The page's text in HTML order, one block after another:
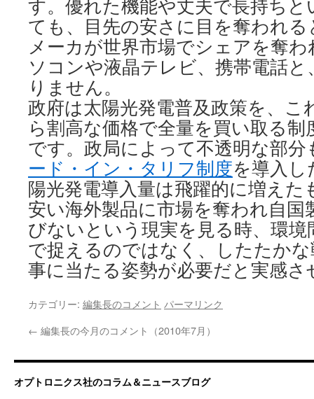
す。優れた機能や丈夫で長持ち
ても、目先の安さに目を奪われ
メーカが世界市場でシェアを奪
ソコンや液晶テレビ、携帯電話
りません。
政府は太陽光発電普及政策を、こ
ら割高な価格で全量を買い取る
です。政局によって不透明な部
ード・イン・タリフ制度を導入
陽光発電導入量は飛躍的に増え
安い海外製品に市場を奪われ自
びないという現実を見る時、環
で捉えるのではなく、したたか
事に当たる姿勢が必要だと実感
カテゴリー: 編集長のコメント パーマリンク
← 編集長の今月のコメント（2010年7月）
オプトロニクス社のコラム＆ニュースブログ